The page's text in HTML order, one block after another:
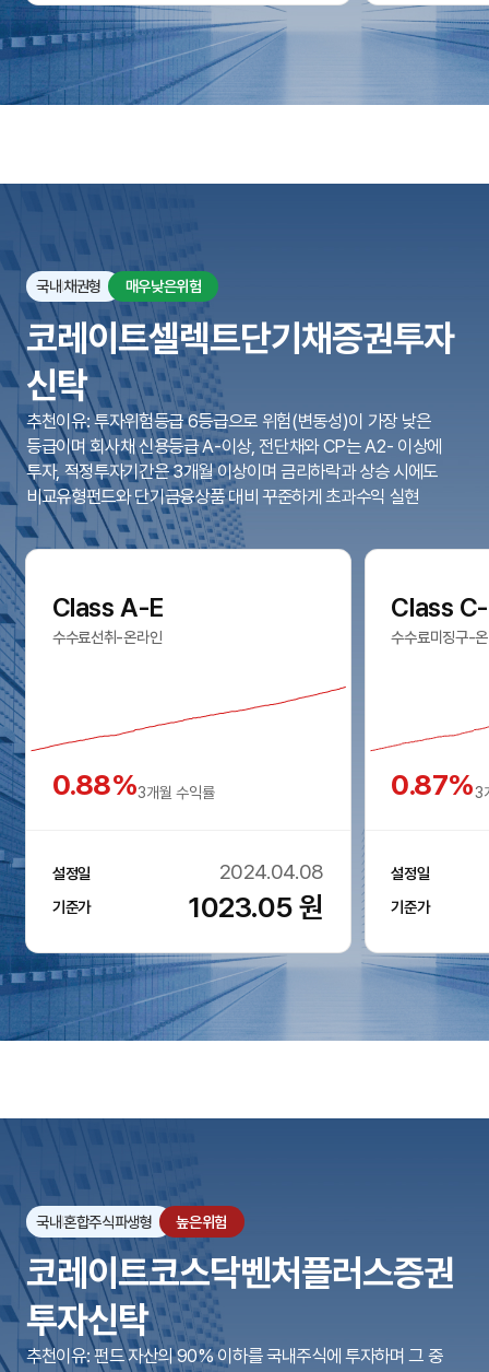
국내채권형 매우낮은위험
코레이트셀렉트단기채증권투자
신탁
추천이유: 투자위험등급 6등급으로 위험(변동성)이 가장 낮은
등급이며 회사채 신용등급 A-이상, 전단채와 CP는 A2- 이상에
투자, 적정투자기간은 3개월 이상이며 금리하락과 상승 시에도
비교유형펀드와 단기금융상품 대비 꾸준하게 초과수익 실현
Class A-E
수수료선취-온라인
0.88%3개월 수익률
설정일 2024.04.08
기준가 1023.05원
Class
수수료미징구-
0.87%3
설정일
기준가
국내혼합주식파생형 높은위험
코레이트코스닥벤처플러스증권
투자신탁
추천이유: 펀드 자산의 90% 이하를 국내주식에 투자하며 그 중